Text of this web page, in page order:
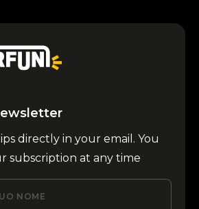
directly in your email. You
subscription at any time
NOME